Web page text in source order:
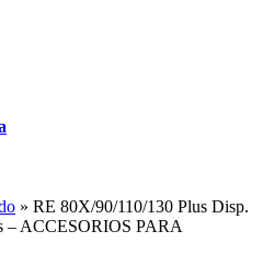
» RE 80X/90/110/130 Plus Disp.
– ACCESORIOS PARA